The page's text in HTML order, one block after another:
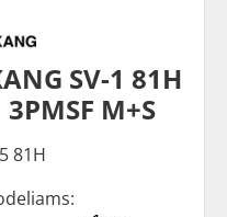
SV-1 81H
M+S
81H